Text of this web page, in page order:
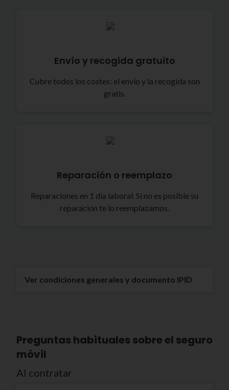
Envío y recogida gratuito
Cubre todos los costes: el envío y la recogida son
gratis.
Reparación o reemplazo
Reparaciones en 1 día laboral. Si no es posible su
reparación te lo reemplazamos.
Ver condiciones generales y documento IPID
Preguntas habituales sobre el seguro
móvil
Al contratar